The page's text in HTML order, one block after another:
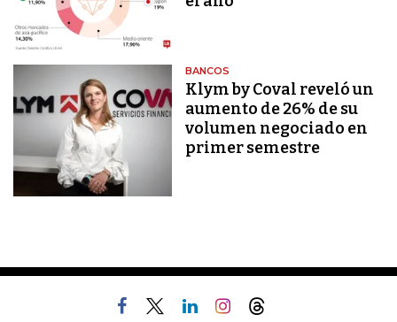
BANCOS
Klym by Coval reveló un
aumento de 26% de su
volumen negociado en
primer semestre